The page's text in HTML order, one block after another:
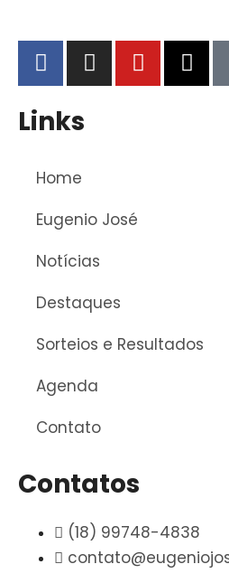
Links
Home
Eugenio José
Notícias
Destaques
Sorteios e Resultados
Agenda
Contato
Contatos
(18) 99748-4838